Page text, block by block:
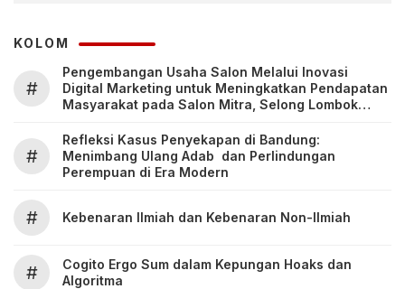
KOLOM
#
Pengembangan Usaha Salon Melalui Inovasi
Digital Marketing untuk Meningkatkan Pendapatan
Masyarakat pada Salon Mitra, Selong Lombok
#
Refleksi Kasus Penyekapan di Bandung:
Menimbang Ulang Adab dan Perlindungan
Perempuan di Era Modern
# Kebenaran Ilmiah dan Kebenaran Non-Ilmiah
#
Cogito Ergo Sum dalam Kepungan Hoaks dan
Algoritma